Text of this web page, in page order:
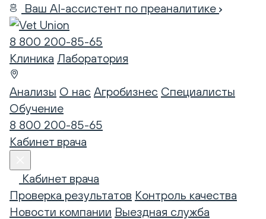
Ваш AI-ассистент по преаналитике
8 800 200-85-65
Клиника Лаборатория
Анализы О нас Агробизнес Специалисты
Обучение
8 800 200-85-65
Кабинет врача
Кабинет врача
Проверка результатов Контроль качества
Новости компании Выездная служба